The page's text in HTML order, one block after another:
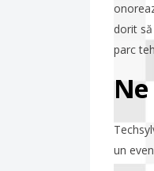
dorit
parc
un